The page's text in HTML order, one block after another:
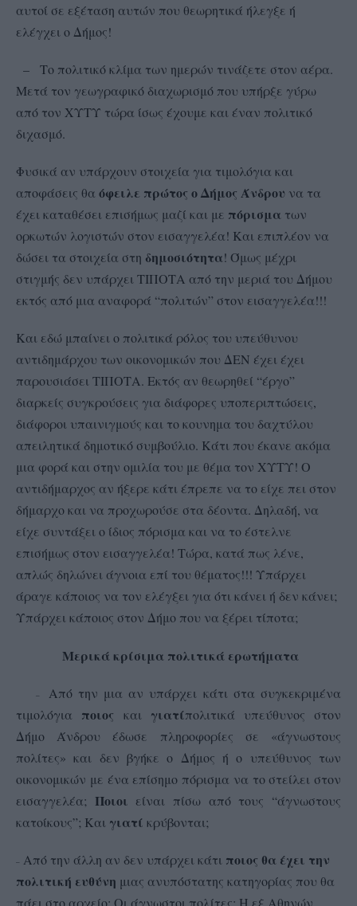
αυτοί σε εξέταση αυτών που θεωρητικά ήλεγξε ή
ελέγχει ο Δήμος!
– Το πολιτικό κλίμα των ημερών τινάζετε στον αέρα.
Μετά τον γεωγραφικό διαχωρισμό που υπήρξε γύρω
από τον ΧΥΤΥ τώρα ίσως έχουμε και έναν πολιτικό
διχασμό.
Φυσικά αν υπάρχουν στοιχεία για τιμολόγια και
αποφάσεις θα όφειλε πρώτος ο Δήμος Άνδρου να τα
έχει καταθέσει επισήμως μαζί και με πόρισμα των
ορκωτών λογιστών στον εισαγγελέα! Και επιπλέον να
δώσει τα στοιχεία στη δημοσιότητα! Όμως μέχρι
στιγμής δεν υπάρχει ΤΙΠΟΤΑ από την μεριά του Δήμου
εκτός από μια αναφορά “πολιτών” στον εισαγγελέα!!!
Και εδώ μπαίνει ο πολιτικά ρόλος του υπεύθυνου
αντιδημάρχου των οικονομικών που ΔΕΝ έχει έχει
παρουσιάσει ΤΙΠΟΤΑ. Εκτός αν θεωρηθεί “έργο”
διαρκείς συγκρούσεις για διάφορες υποπεριπτώσεις,
διάφοροι υπαινιγμούς και το κουνημα του δαχτύλου
απειλητικά δημοτικό συμβούλιο. Κάτι που έκανε ακόμα
μια φορά και στην ομιλία του με θέμα τον ΧΥΤΥ! Ο
αντιδήμαρχος αν ήξερε κάτι έπρεπε να το είχε πει στον
δήμαρχο και να προχωρούσε στα δέοντα. Δηλαδή, να
είχε συντάξει ο ίδιος πόρισμα και να το έστελνε
επισήμως στον εισαγγελέα! Τώρα, κατά πως λένε,
απλώς δηλώνει άγνοια επί του θέματος!!! Υπάρχει
άραγε κάποιος να τον ελέγξει για ότι κάνει ή δεν κάνει;
Υπάρχει κάποιος στον Δήμο που να ξέρει τίποτα;
Μερικά κρίσιμα πολιτικά ερωτήματα
–
Από την μια αν υπάρχει κάτι στα συγκεκριμένα
τιμολόγια ποιος και γιατίπολιτικά υπεύθυνος στον
Δήμο Άνδρου έδωσε πληροφορίες σε «άγνωστους
πολίτες» και δεν βγήκε ο Δήμος ή ο υπεύθυνος των
οικονομικών με ένα επίσημο πόρισμα να το στείλει στον
εισαγγελέα; Ποιοι είναι πίσω από τους “άγνωστους
κατοίκους”; Και γιατί κρύβονται;
– Από την άλλη αν δεν υπάρχει κάτι ποιος θα έχει την
πολιτική ευθύνη μιας ανυπόστατης κατηγορίας που θα
πάει στο αρχείο; Οι άγνωστοι πολίτες; Η εξ Αθηνών